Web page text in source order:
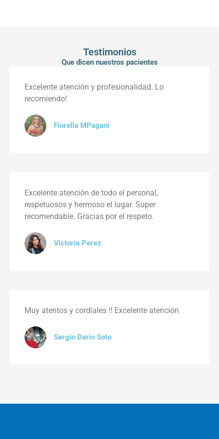
Testimonios
Que dicen nuestros pacientes
Excelente atención y profesionalidad. Lo
recomiendo!
Fiorella MPagani
Excelente atención de todo el personal,
respetuosos y hermoso el lugar. Super
recomendable. Gracias por el respeto.
Victoria Perez
Muy atentos y cordiales !! Excelente atención
Sergio Dario Soto